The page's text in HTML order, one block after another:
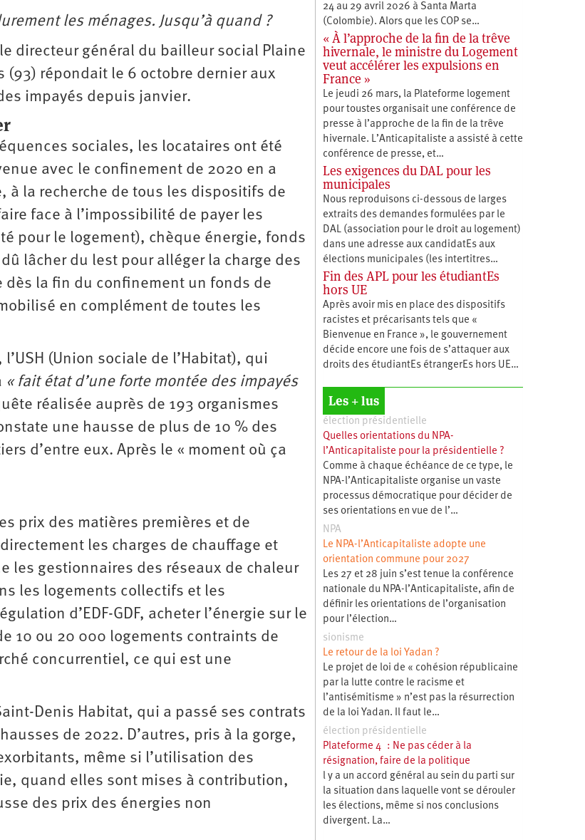
les ménages. Jusqu’à quand ?
directeur général du bailleur social Plaine
(93) répondait le 6 octobre dernier aux
impayés depuis janvier.
sociales, les locataires ont été
avec le confinement de 2020 en a
à la recherche de tous les dispositifs de
face à l’impossibilité de payer les
pour le logement), chèque énergie, fonds
lâcher du lest pour alléger la charge des
la fin du confinement un fonds de
en complément de toutes les
(Union sociale de l’Habitat), qui
« fait état d’une forte montée des impayés
réalisée auprès de 193 organismes
une hausse de plus de 10 % des
d’entre eux. Après le « moment où ça
prix des matières premières et de
les charges de chauffage et
les gestionnaires des réseaux de chaleur
les logements collectifs et les
d’EDF-GDF, acheter l’énergie sur le
10 ou 20 000 logements contraints de
concurrentiel, ce qui est une
Denis Habitat, qui a passé ses contrats
de 2022. D’autres, pris à la gorge,
même si l’utilisation des
quand elles sont mises à contribution,
des prix des énergies non
24 au 29 avril 2026 à Santa Marta
(Colombie). Alors que les COP se…
« À l’approche de la fin de la trêve
hivernale, le ministre du Logement
veut accélérer les expulsions en
France »
Le jeudi 26 mars, la Plateforme logement
pour toustes organisait une conférence de
presse à l’approche de la fin de la trêve
hivernale. L’Anticapitaliste a assisté à cette
conférence de presse, et…
Les exigences du DAL pour les
municipales
Nous reproduisons ci-dessous de larges
extraits des demandes formulées par le
DAL (association pour le droit au logement)
dans une adresse aux candidatEs aux
élections municipales (les intertitres…
Fin des APL pour les étudiantEs
hors UE
Après avoir mis en place des dispositifs
racistes et précarisants tels que «
Bienvenue en France », le gouvernement
décide encore une fois de s’attaquer aux
droits des étudiantEs étrangerEs hors UE…
Les + lus
élection présidentielle
Quelles orientations du NPA-
l’Anticapitaliste pour la présidentielle ?
Comme à chaque échéance de ce type, le
NPA-l’Anticapitaliste organise un vaste
processus démocratique pour décider de
ses orientations en vue de l’…
NPA
Le NPA-l’Anticapitaliste adopte une
orientation commune pour 2027
Les 27 et 28 juin s’est tenue la conférence
nationale du NPA-l’Anticapitaliste, afin de
définir les orientations de l’organisation
pour l’élection…
sionisme
Le retour de la loi Yadan ?
Le projet de loi de « cohésion républicaine
par la lutte contre le racisme et
l’antisémitisme » n’est pas la résurrection
de la loi Yadan. Il faut le…
élection présidentielle
Plateforme 4 : Ne pas céder à la
résignation, faire de la politique
l y a un accord général au sein du parti sur
la situation dans laquelle vont se dérouler
les élections, même si nos conclusions
divergent. La…